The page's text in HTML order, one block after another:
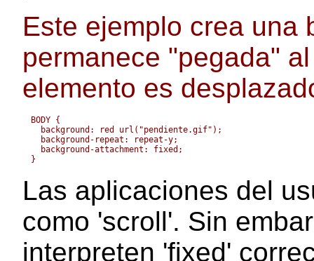
Este ejemplo crea una
permanece "pegada"
elemento es
BODY {
  background: red url("pendiente.gif");
  background-repeat: repeat-y;
  background-attachment: fixed;
Las aplicaciones del
como 'scroll'. Sin
interpreten 'fixed'